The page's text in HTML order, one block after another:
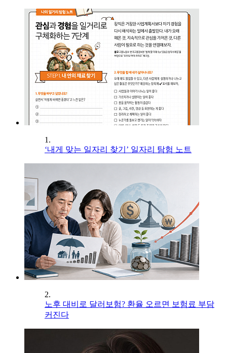
1.
‘내게 맞는 일자리 찾기’ 일자리 탐험 노트
2.
노후 대비로 달러보험? 환율 오르면 보험료 부담
커진다